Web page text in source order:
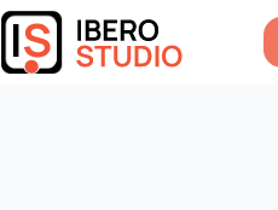
Saltar
al
contenido